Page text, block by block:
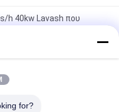
h 40kw Lavash που
Roti μηχανών τη
κατασκευάζει τον
for?